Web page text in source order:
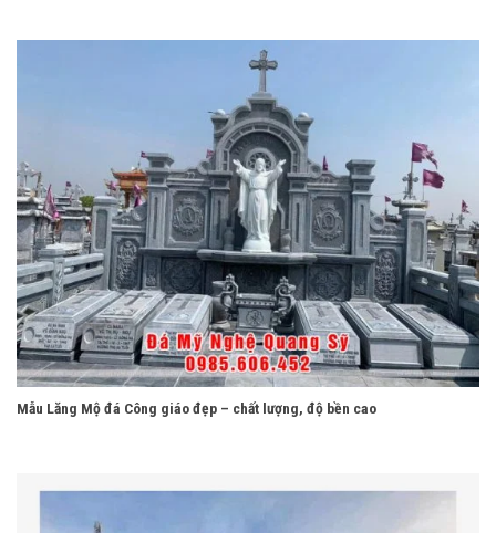
Mẫu Lăng Mộ đá Công giáo đẹp – chất lượng, độ bền cao